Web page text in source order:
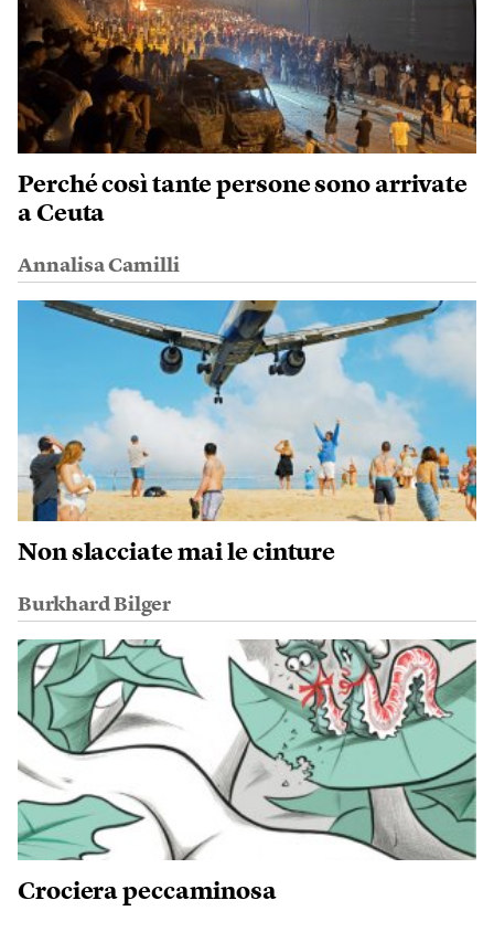
Perché così tante persone sono arrivate
a Ceuta
Annalisa Camilli
Non slacciate mai le cinture
Burkhard Bilger
Crociera peccaminosa